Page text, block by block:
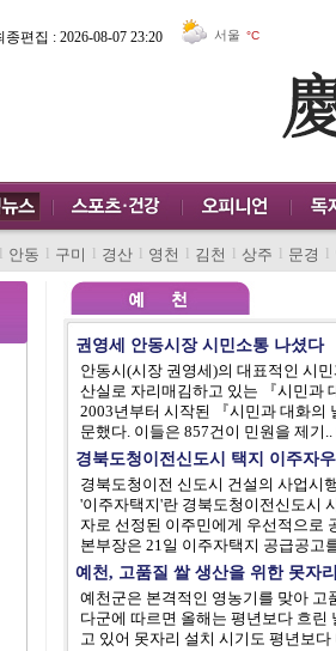
종편집 : 2026-08-07 23:20
서울
l 안동 l 구미 l 경산 l 영천 l 김천 l 상주 l 문경 l
권영세 안동시장 시민소통 나셨다
안동시(시장 권영세)의 대표적인 시
산실로 자리매김하고 있는 『시민과
2003년부터 시작된 『시민과 대화의
문했다. 이들은 857건이 민원을 제기..
경북도청이전신도시 택지 이주자
경북도청이전 신도시 건설의 사업시
'이주자택지'란 경북도청이전신도시
자로 선정된 이주민에게 우선적으로
본부장은 21일 이주자택지 공급공고
예천, 고품질 쌀 생산을 위한 못자
예천군은 본격적인 영농기를 맞아 고
다군에 따르면 올해는 평년보다 흐린
고 있어 못자리 설치 시기도 평년보